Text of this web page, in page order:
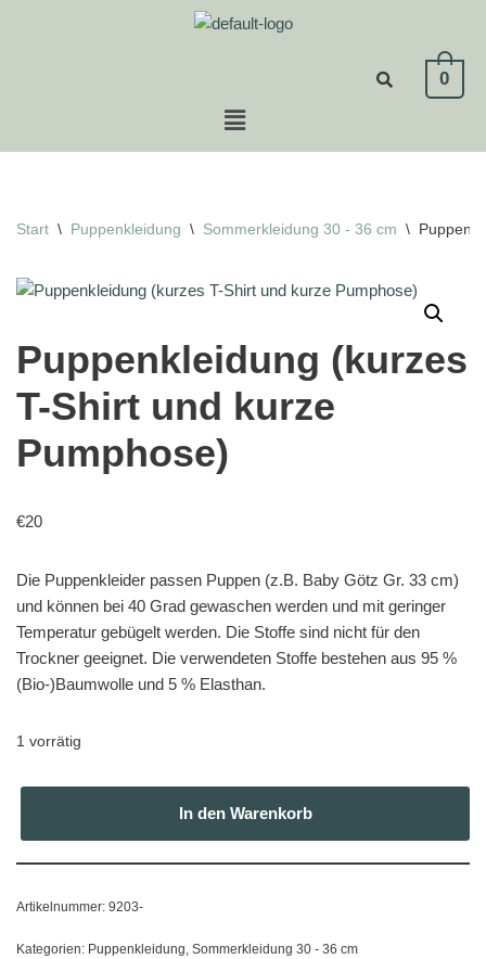
0
Start \ Puppenkleidung \ Sommerkleidung 30 - 36 cm \
Puppenkleidung (kurzes
T-Shirt und kurze
Pumphose)
€20
Die Puppenkleider passen Puppen (z.B. Baby Götz Gr. 33 cm)
und können bei 40 Grad gewaschen werden und mit geringer
Temperatur gebügelt werden. Die Stoffe sind nicht für den
Trockner geeignet. Die verwendeten Stoffe bestehen aus 95 %
(Bio-)Baumwolle und 5 % Elasthan.
1 vorrätig
In den Warenkorb
Artikelnummer: 9203-
Kategorien: Puppenkleidung, Sommerkleidung 30 - 36 cm